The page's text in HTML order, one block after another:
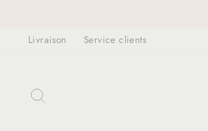
contenuLivraison Service clients